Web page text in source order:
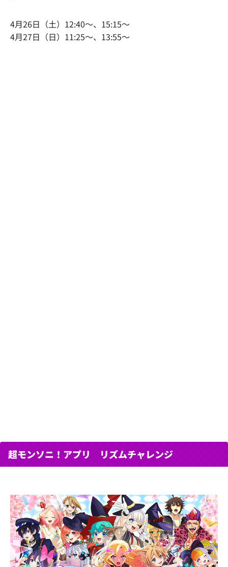
4月26日（土）12:40～、15:15～
4月27日（日）11:25～、13:55～
超モンソニ！アプリ リズムチャレンジ